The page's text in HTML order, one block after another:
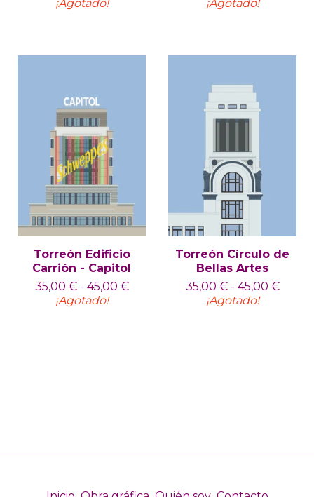
¡Agotado!
¡Agotado!
Torreón Edificio
Carrión - Capitol
35,00 €- 45,00 €
¡Agotado!
Torreón Círculo de
Bellas Artes
35,00 €- 45,00 €
¡Agotado!